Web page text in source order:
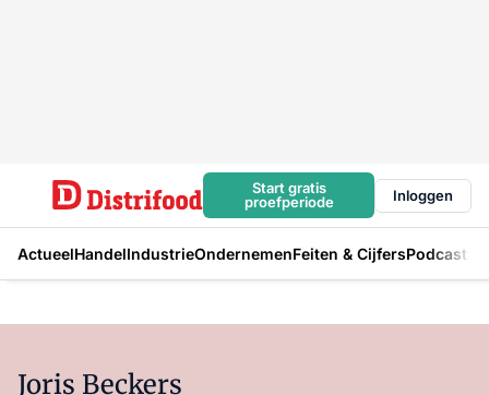
Start gratis
proefperiode
Inloggen
ActueelHandelIndustrieOndernemenFeiten & CijfersPodcast
Joris Beckers